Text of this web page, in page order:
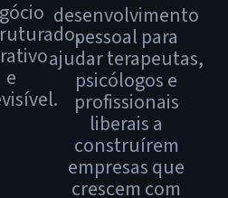
e
desenvolvimento
pessoal para
ajudar terapeutas,
psicólogos e
profissionais
liberais a
construírem
empresas que
crescem com